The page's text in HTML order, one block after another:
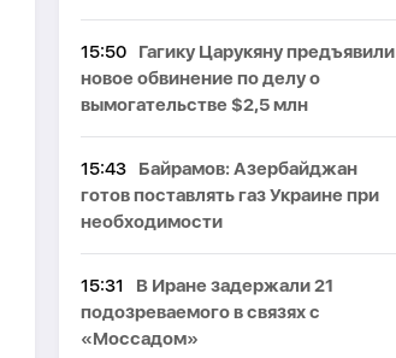
15:50
Гагику Царукяну предъявили
новое обвинение по делу о
вымогательстве $2,5 млн
15:43
Байрамов: Азербайджан
готов поставлять газ Украине при
необходимости
15:31
В Иране задержали 21
подозреваемого в связях с
«Моссадом»